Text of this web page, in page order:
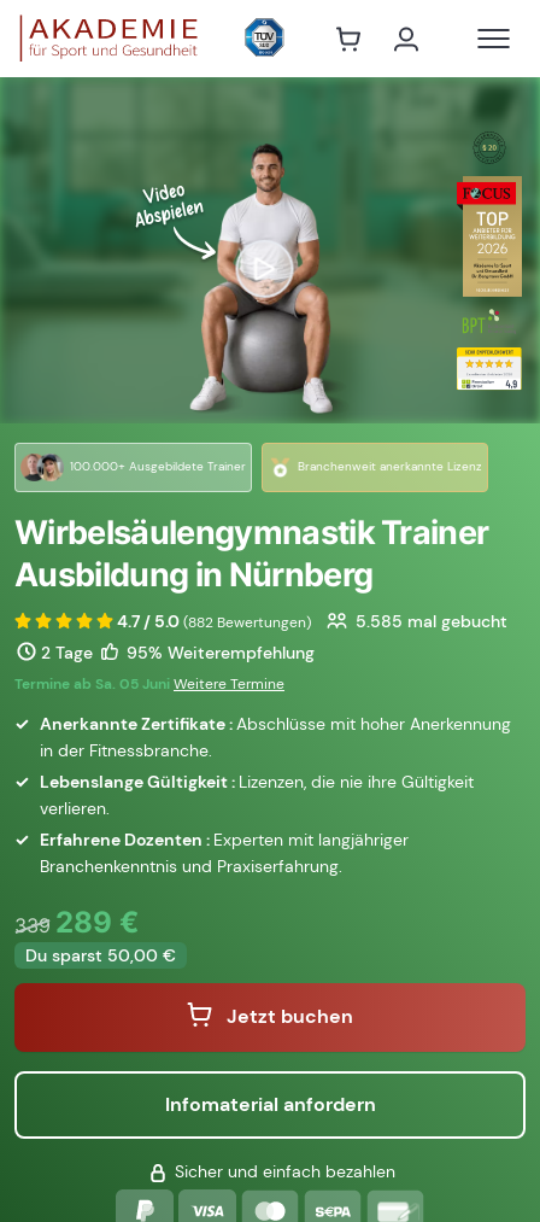
100.000+ Ausgebildete Trainer Branchenweit anerkannte Lizenz
Wirbelsäulengymnastik Trainer
Ausbildung in Nürnberg
4.7 / 5.0(882 Bewertungen) 5.585 mal gebucht
2 Tage
95% Weiterempfehlung
Termine ab Sa. 05 Juni Weitere Termine
Anerkannte Zertifikate :Abschlüsse mit hoher Anerkennung
in der Fitnessbranche.
Lebenslange Gültigkeit : Lizenzen, die nie ihre Gültigkeit
verlieren.
Erfahrene Dozenten : Experten mit langjähriger
Branchenkenntnis und Praxiserfahrung.
339 289 €
Du sparst 50,00 €
Jetzt buchen
Infomaterial anfordern
Sicher und einfach bezahlen